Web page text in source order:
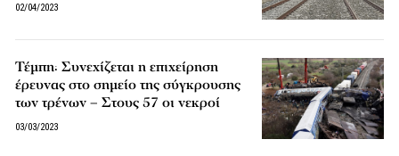
02/04/2023
Τέμπη: Συνεχίζεται η επιχείρηση
έρευνας στο σημείο της σύγκρουσης
των τρένων – Στους 57 οι νεκροί
03/03/2023